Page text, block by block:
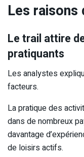
Les
Le trail attire
pratiquants
Les analystes
facteurs.
La pratique des
dans de nombreux
davantage
de loisirs actifs.